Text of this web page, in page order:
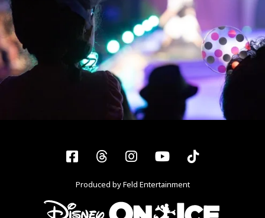
Facebook
ThreadsInstagram
YouTubeTiktok
Produced by Feld Entertainment